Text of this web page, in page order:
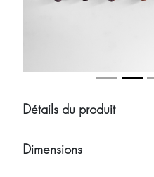
Détails du produit
Dimensions